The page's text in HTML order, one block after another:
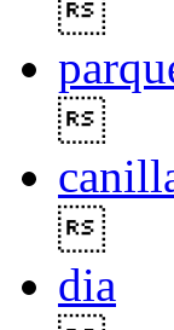
dia